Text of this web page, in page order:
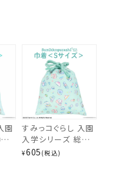
園
すみっコぐらし 入園
入学シリーズ 総柄
巾着 ＜ Sサイズ ＞
¥605 税込